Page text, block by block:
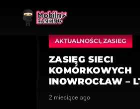
AKTUALNOŚCI,ZASIEG
ZASIĘG SIECI
KOMÓRKOWYCH
INOWROCŁAW –
2 miesiące ago